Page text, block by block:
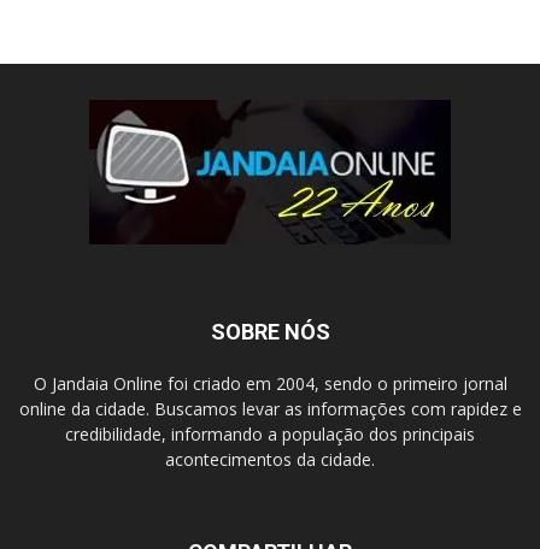
SOBRE NÓS
O Jandaia Online foi criado em 2004, sendo o primeiro jornal
online da cidade. Buscamos levar as informações com rapidez e
credibilidade, informando a população dos principais
acontecimentos da cidade.